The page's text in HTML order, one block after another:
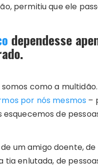
permitiu que ele
dependesse
somos como a
por nós mesmos –
esquecemos de
um amigo doente,
tia enlutada, de